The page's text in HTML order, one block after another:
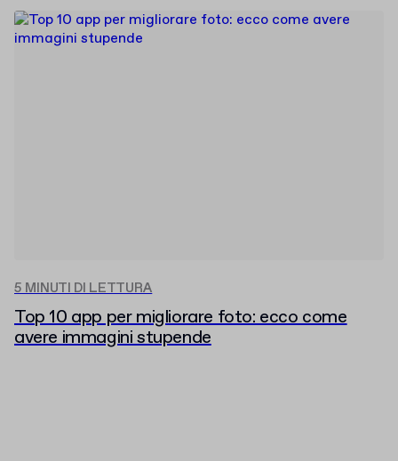
5 MINUTI DI LETTURA
Top 10 app per migliorare foto: ecco come
avere immagini stupende